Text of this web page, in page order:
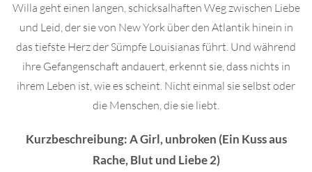
Willa geht einen langen, schicksalhaften Weg zwischen Liebe
und Leid, der sie von New York über den Atlantik hinein in
das tiefste Herz der Sümpfe Louisianas führt. Und während
ihre Gefangenschaft andauert, erkennt sie, dass nichts in
ihrem Leben ist, wie es scheint. Nicht einmal sie selbst oder
die Menschen, die sie liebt.
Kurzbeschreibung: A Girl, unbroken (Ein Kuss aus
Rache, Blut und Liebe 2)